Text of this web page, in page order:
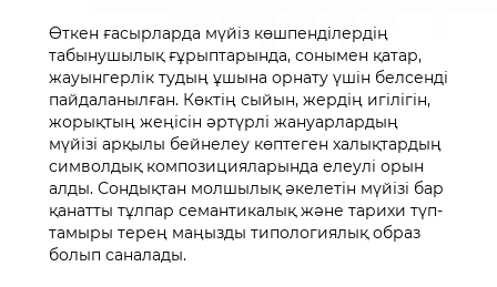
Өткен ғасырларда мүйіз көшпенділердің
табынушылық ғұрыптарында, сонымен қатар,
жауынгерлік тудың ұшына орнату үшін белсенді
пайдаланылған. Көктің сыйын, жердің игілігін,
жорықтың жеңісін әртүрлі жануарлардың
мүйізі арқылы бейнелеу көптеген халықтардың
символдық композицияларында елеулі орын
алды. Сондықтан молшылық әкелетін мүйізі бар
қанатты тұлпар семантикалық және тарихи түп-
тамыры терең маңызды типологиялық образ
болып саналады.